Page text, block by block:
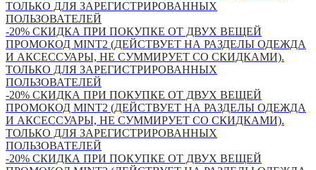
ТОЛЬКО ДЛЯ ЗАРЕГИСТРИРОВАННЫХ
ПОЛЬЗОВАТЕЛЕЙ
-20% СКИДКА ПРИ ПОКУПКЕ ОТ ДВУХ ВЕЩЕЙ
ПРОМОКОД MINT2 (ДЕЙСТВУЕТ НА РАЗДЕЛЫ ОДЕЖДА
И АКСЕССУАРЫ, НЕ СУММИРУЕТ СО СКИДКАМИ).
ТОЛЬКО ДЛЯ ЗАРЕГИСТРИРОВАННЫХ
ПОЛЬЗОВАТЕЛЕЙ
-20% СКИДКА ПРИ ПОКУПКЕ ОТ ДВУХ ВЕЩЕЙ
ПРОМОКОД MINT2 (ДЕЙСТВУЕТ НА РАЗДЕЛЫ ОДЕЖДА
И АКСЕССУАРЫ, НЕ СУММИРУЕТ СО СКИДКАМИ).
ТОЛЬКО ДЛЯ ЗАРЕГИСТРИРОВАННЫХ
ПОЛЬЗОВАТЕЛЕЙ
-20% СКИДКА ПРИ ПОКУПКЕ ОТ ДВУХ ВЕЩЕЙ